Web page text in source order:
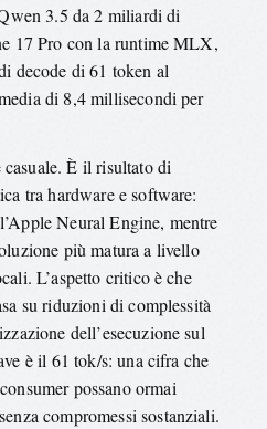
3.5 da 2 miliardi di
17 Pro con la runtime MLX,
decode di 61 token al
di 8,4 millisecondi per
casuale. È il risultato di
tra hardware e software:
Neural Engine, mentre
più matura a livello
L’aspetto critico è che
su riduzioni di complessità
dell’esecuzione sul
è il 61 tok/s: una cifra che
possano ormai
compromessi sostanziali.